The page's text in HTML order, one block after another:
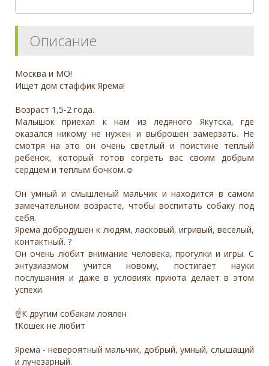
Описание
Москва и МО!
Ищет дом стаффик Ярема!
Возраст 1,5-2 года.
Малышок приехал к нам из ледяного Якутска, где
оказался никому не нужен и выброшен замерзать. Не
смотря на это он очень светлый и поистине теплый
ребенок, который готов согреть вас своим добрым
сердцем и теплым бочком.☺️
Он умный и смышленый мальчик и находится в самом
замечательном возрасте, чтобы воспитать собаку под
себя.
Ярема добродушен к людям, ласковый, игривый, веселый,
контактный. ?
Он очень любит внимание человека, прогулки и игры. С
энтузиазмом учится новому, постигает науки
послушания и даже в условиях приюта делает в этом
успехи.
☝️К другим собакам лоялен
❗️Кошек не любит
Ярема - невероятный мальчик, добрый, умный, слышащий
и лучезарный.